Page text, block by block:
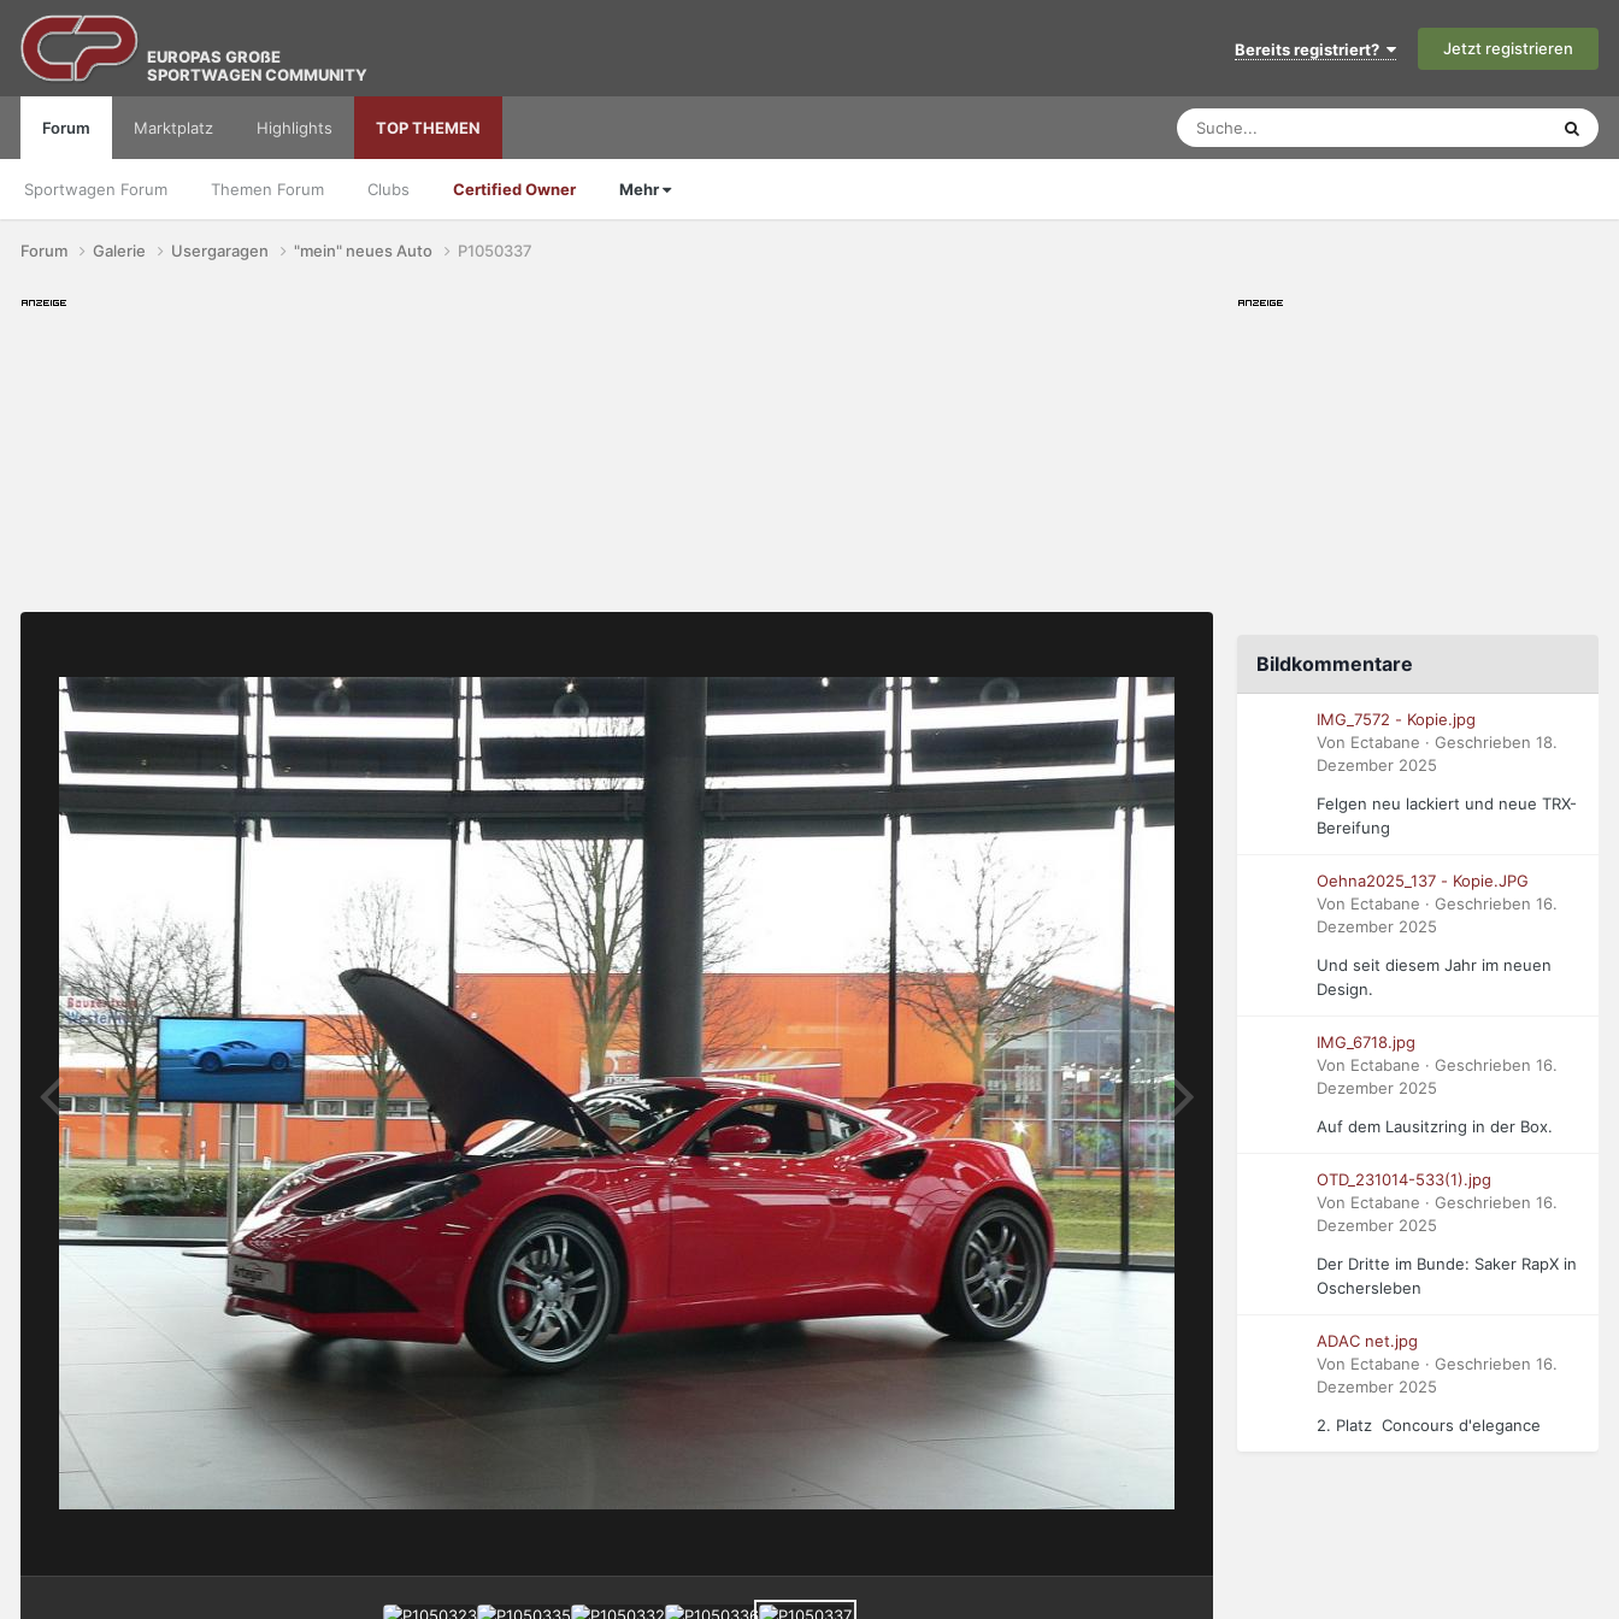
EUROPAS GROßE
SPORTWAGEN COMMUNITY
Bereits registriert? Jetzt registrieren
Forum
Sportwagen Forum Themen Forum Clubs Certified Owner Mehr
Marktplatz Highlights TOP THEMEN
Forum Galerie Usergaragen "mein" neues Auto P1050337
Bildkommentare
IMG_7572 - Kopie.jpg
Von Ectabane · Geschrieben 18.
Dezember 2025
Felgen neu lackiert und neue TRX-
Bereifung
Oehna2025_137 - Kopie.JPG
Von Ectabane · Geschrieben 16.
Dezember 2025
Und seit diesem Jahr im neuen
Design.
IMG_6718.jpg
Von Ectabane · Geschrieben 16.
Dezember 2025
Auf dem Lausitzring in der Box.
OTD_231014-533(1).jpg
Von Ectabane · Geschrieben 16.
Dezember 2025
Der Dritte im Bunde: Saker RapX in
Oschersleben
ADAC net.jpg
Von Ectabane · Geschrieben 16.
Dezember 2025
2. Platz Concours d'elegance